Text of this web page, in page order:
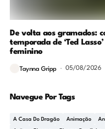
De volta aos gramados:
temporada de ‘Ted
feminino
Taynna Gripp 05/08/2026
Navegue Por Tags
A Casa Do Dragão Animação